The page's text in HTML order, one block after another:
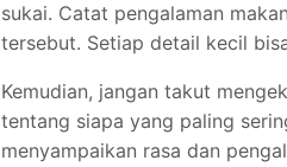
sukai. Catat pengalaman
tersebut. Setiap detail kecil
Kemudian, jangan takut
tentang siapa yang paling
menyampaikan rasa dan